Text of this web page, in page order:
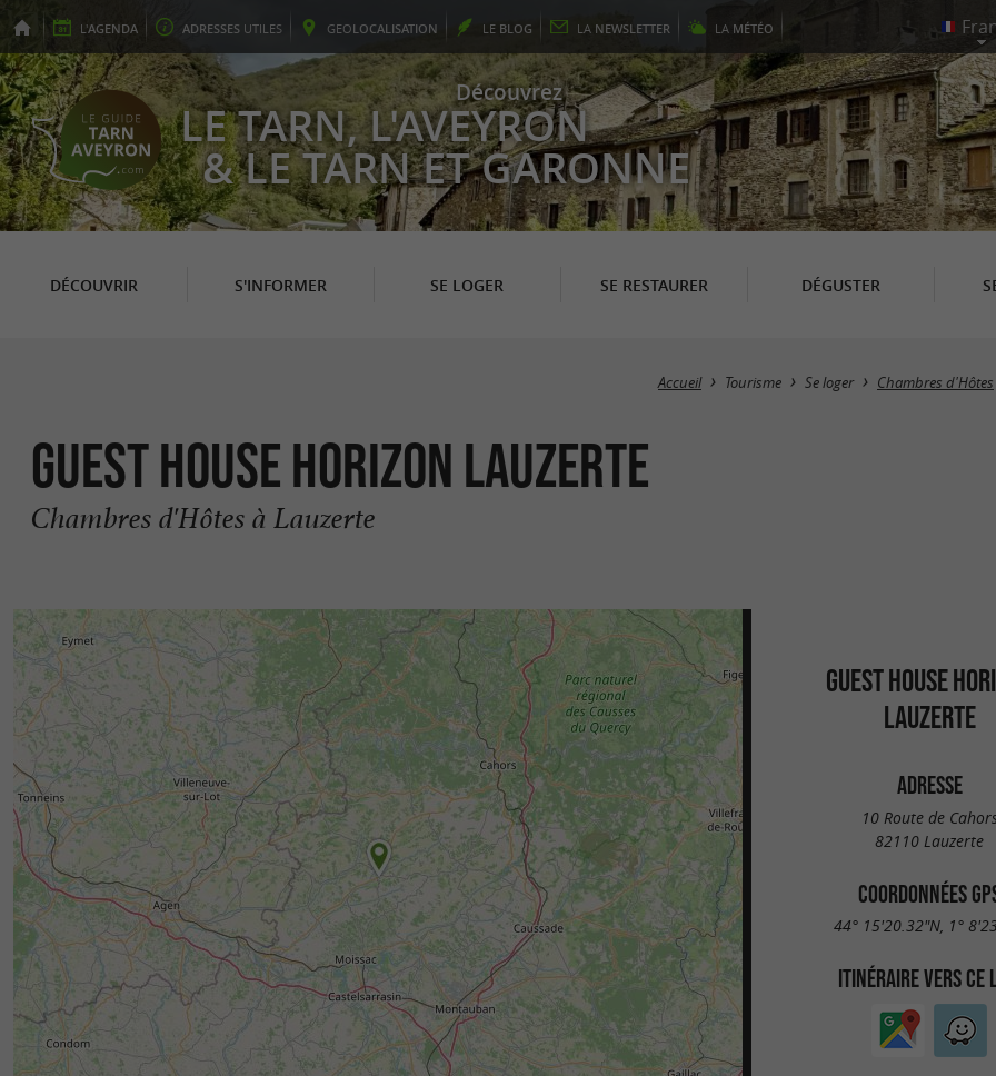
L'AGENDA ADRESSES UTILES GEOLOCALISATION LE BLOG LA NEWSLETTER LA MÉTÉO
Découvrez
LE TARN, L'AVEYRON
& LE TARN ET GARONNE
DÉCOUVRIR S'INFORMER SE LOGER SE RESTAURER DÉGUSTER
Accueil Tourisme Se loger Chambres d'Hôtes
Guest house Horizon Lauzerte
Chambres d'Hôtes à Lauzerte
GUEST HOUSE
LAUZERTE
ADRESSE
10 Route de
82110 Lauzerte
COORDONNÉES
44° 15'20.32"N, 1°
ITINÉRAIRE VERS CE